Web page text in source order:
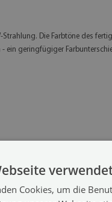
Die Farbtöne des
ein geringfügiger
Cookies, um die